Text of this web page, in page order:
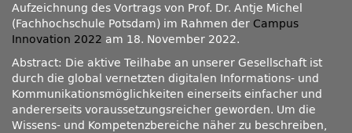
Aufzeichnung des Vortrags von Prof. Dr. Antje Michel
(Fachhochschule Potsdam) im Rahmen der Campus
Innovation 2022 am 18. November 2022.
Abstract: Die aktive Teilhabe an unserer Gesellschaft ist
durch die global vernetzten digitalen Informations- und
Kommunikationsmöglichkeiten einerseits einfacher und
andererseits voraussetzungsreicher geworden. Um die
Wissens- und Kompetenzbereiche näher zu beschreiben,